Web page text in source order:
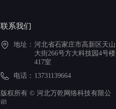
联系我们
地址： 河北省石家庄市高新区天山
大街266号方大科技园4号楼
417室
电话： 13731139664
版权所有 © 河北万乾网络科技有限公
司